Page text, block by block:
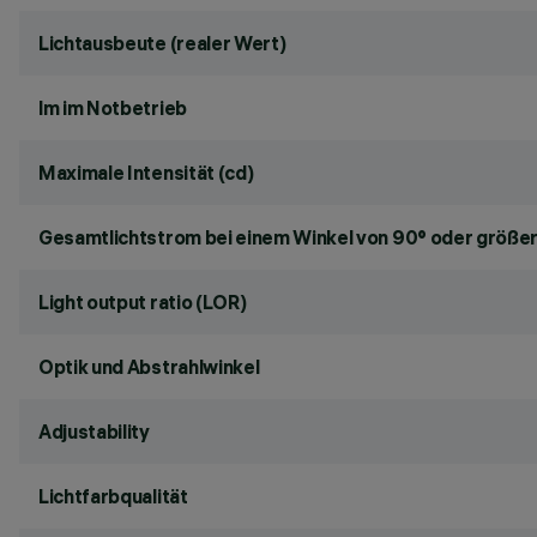
Lichtausbeute (realer Wert)
lm im Notbetrieb
Maximale Intensität (cd)
Gesamtlichtstrom bei einem Winkel von 90° oder
Light output ratio (LOR)
Optik und Abstrahlwinkel
Adjustability
Lichtfarbqualität